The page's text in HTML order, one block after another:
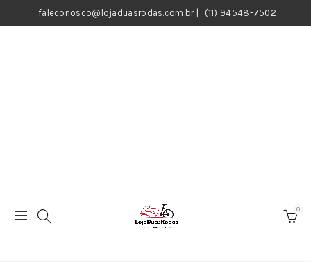
faleconosco@lojaduasrodas.com.br| (11) 94548-7502
0